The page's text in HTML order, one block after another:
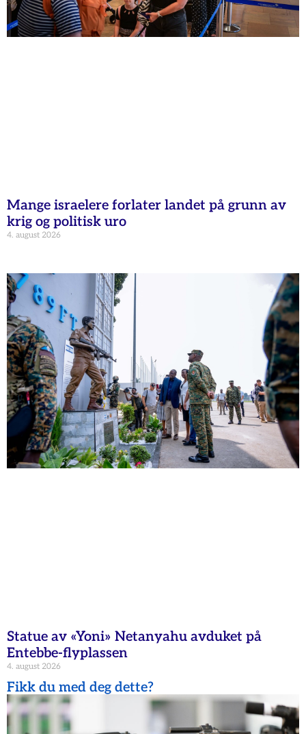
Mange israelere forlater landet på grunn av
krig og politisk uro
4. august 2026
Statue av «Yoni» Netanyahu avduket på
Entebbe-flyplassen
4. august 2026
Fikk du med deg dette?